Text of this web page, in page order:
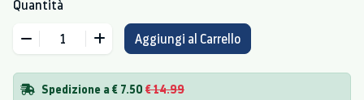
Quantità
Aggiungi al Carrello
Spedizione a € 7.50 € 14.99